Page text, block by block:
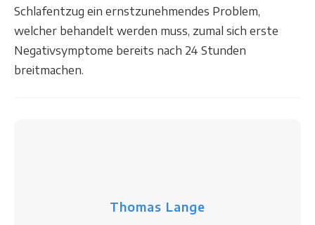
Schlafentzug ein ernstzunehmendes Problem,
welcher behandelt werden muss, zumal sich erste
Negativsymptome bereits nach 24 Stunden
breitmachen.
Thomas Lange